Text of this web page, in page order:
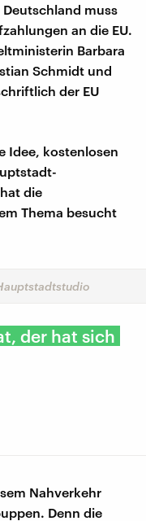
muss
an die EU.
Barbara
Schmidt und
der EU
Idee, kostenlosen
die
Thema besucht
der hat sich
Nahverkehr
Denn die